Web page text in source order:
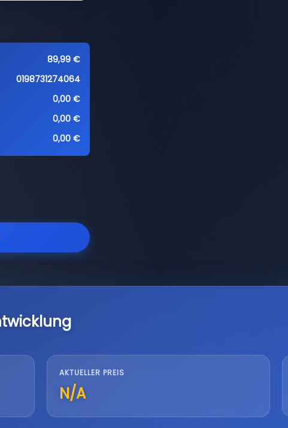
89,99 €
0198731274064
0,00 €
0,00 €
0,00 €
AKTUELLER PREIS
N/A